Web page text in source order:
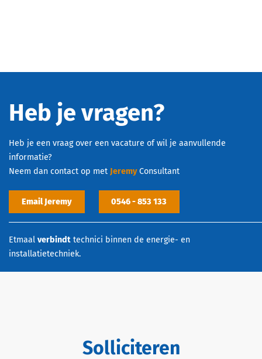
Heb je vragen?
Heb je een vraag over een vacature of wil je aanvullende
informatie?
Neem dan contact op met Jeremy Consultant
Email Jeremy 0546 - 853 133
Etmaal verbindt technici binnen de energie- en
installatietechniek.
Solliciteren